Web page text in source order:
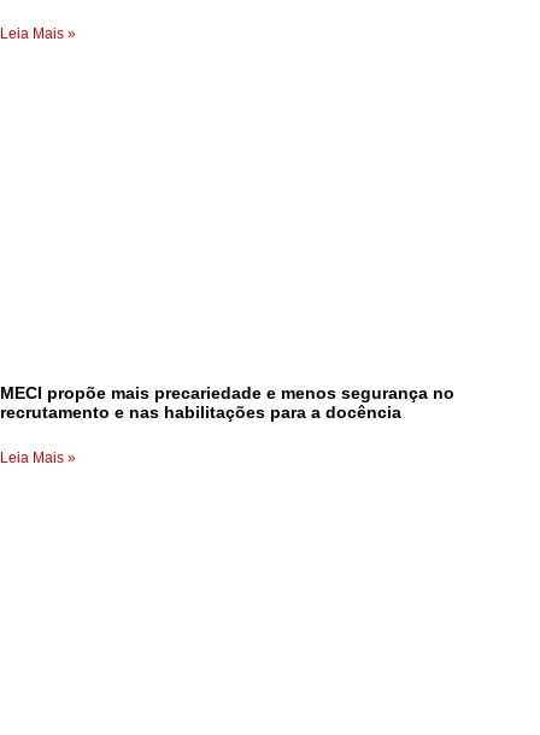
Leia Mais »
MECI propõe mais precariedade e menos segurança no
recrutamento e nas habilitações para a docência
Leia Mais »